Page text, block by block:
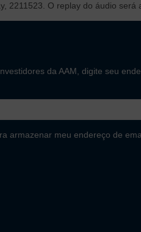
O replay do áudio será
da AAM, digite seu
armazenar meu endereço de